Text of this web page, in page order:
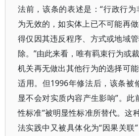
法前，该条的表述是：“行政行
为无效的，如实体上已不可能再
得仅因其违反程序、方式或地域
除。”由此来看，唯有羁束行为或
机关再无做出其他行为的选择可
适用。但1996年修法后，该条被
显不会对实质内容产生影响”。此
性标准”被明显性标准所替代。这
法实践中又被具体化为“因果关联